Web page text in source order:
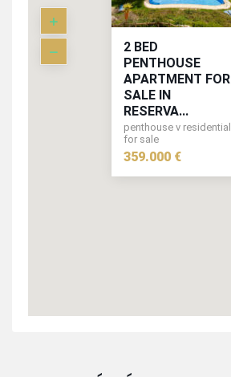
359.000 €
2 BED
PENTHOUSE
APARTMENT FOR
SALE IN
RESERVA...
penthouse v residential
for sale
359.000 €